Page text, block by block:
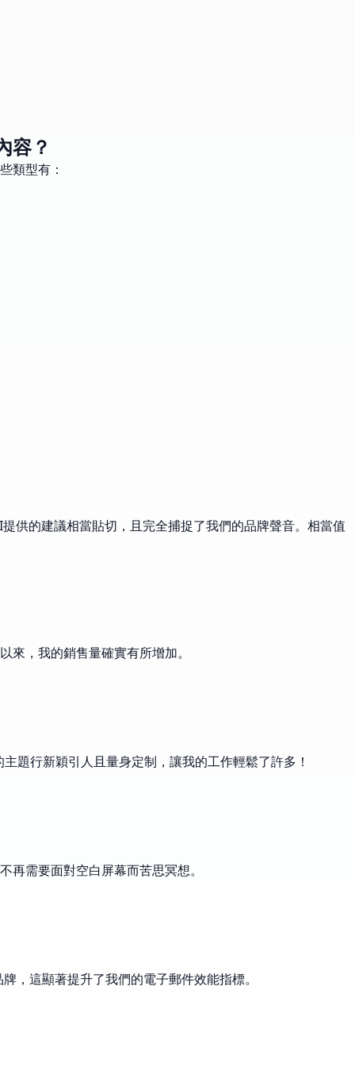
容？
類型有：
供的建議相當貼切，且完全捕捉了我們的品牌聲音。相當值
，我的銷售量確實有所增加。
題行新穎引人且量身定制，讓我的工作輕鬆了許多！
需要面對空白屏幕而苦思冥想。
，這顯著提升了我們的電子郵件效能指標。